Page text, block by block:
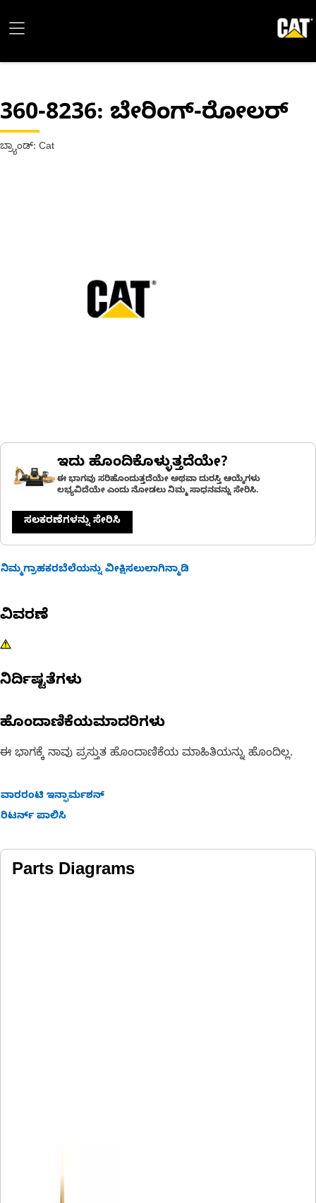
360-8236: ಬೇರಿಂಗ್-ರೋಲರ್
ಬ್ರ್ಯಾಂಡ್: Cat
ಇದು ಹೊಂದಿಕೊಳ್ಳುತ್ತದೆಯೇ?
ಈ ಭಾಗವು ಸರಿಹೊಂದುತ್ತದೆಯೇ ಅಥವಾ ದುರಸ್ತಿ ಆಯ್ಕೆಗಳು
ಲಭ್ಯವಿದೆಯೇ ಎಂದು ನೋಡಲು ನಿಮ್ಮ ಸಾಧನವನ್ನು ಸೇರಿಸಿ.
ಸಲಕರಣೆಗಳನ್ನು ಸೇರಿಸಿ
ನಿಮ್ಮಗ್ರಾಹಕರಬೆಲೆಯನ್ನು ವೀಕ್ಷಿಸಲುಲಾಗಿನ್ಮಾಡಿ
ವಿವರಣೆ
ನಿರ್ದಿಷ್ಟತೆಗಳು
ಹೊಂದಾಣಿಕೆಯಮಾದರಿಗಳು
ಈ ಭಾಗಕ್ಕೆ ನಾವು ಪ್ರಸ್ತುತ ಹೊಂದಾಣಿಕೆಯ ಮಾಹಿತಿಯನ್ನು ಹೊಂದಿಲ್ಲ.
ವಾರರಂಟಿ ಇನ್ಫಾರ್ಮಶನ್
ರಿಟರ್ನ್ ಪಾಲಿಸಿ
Parts Diagrams